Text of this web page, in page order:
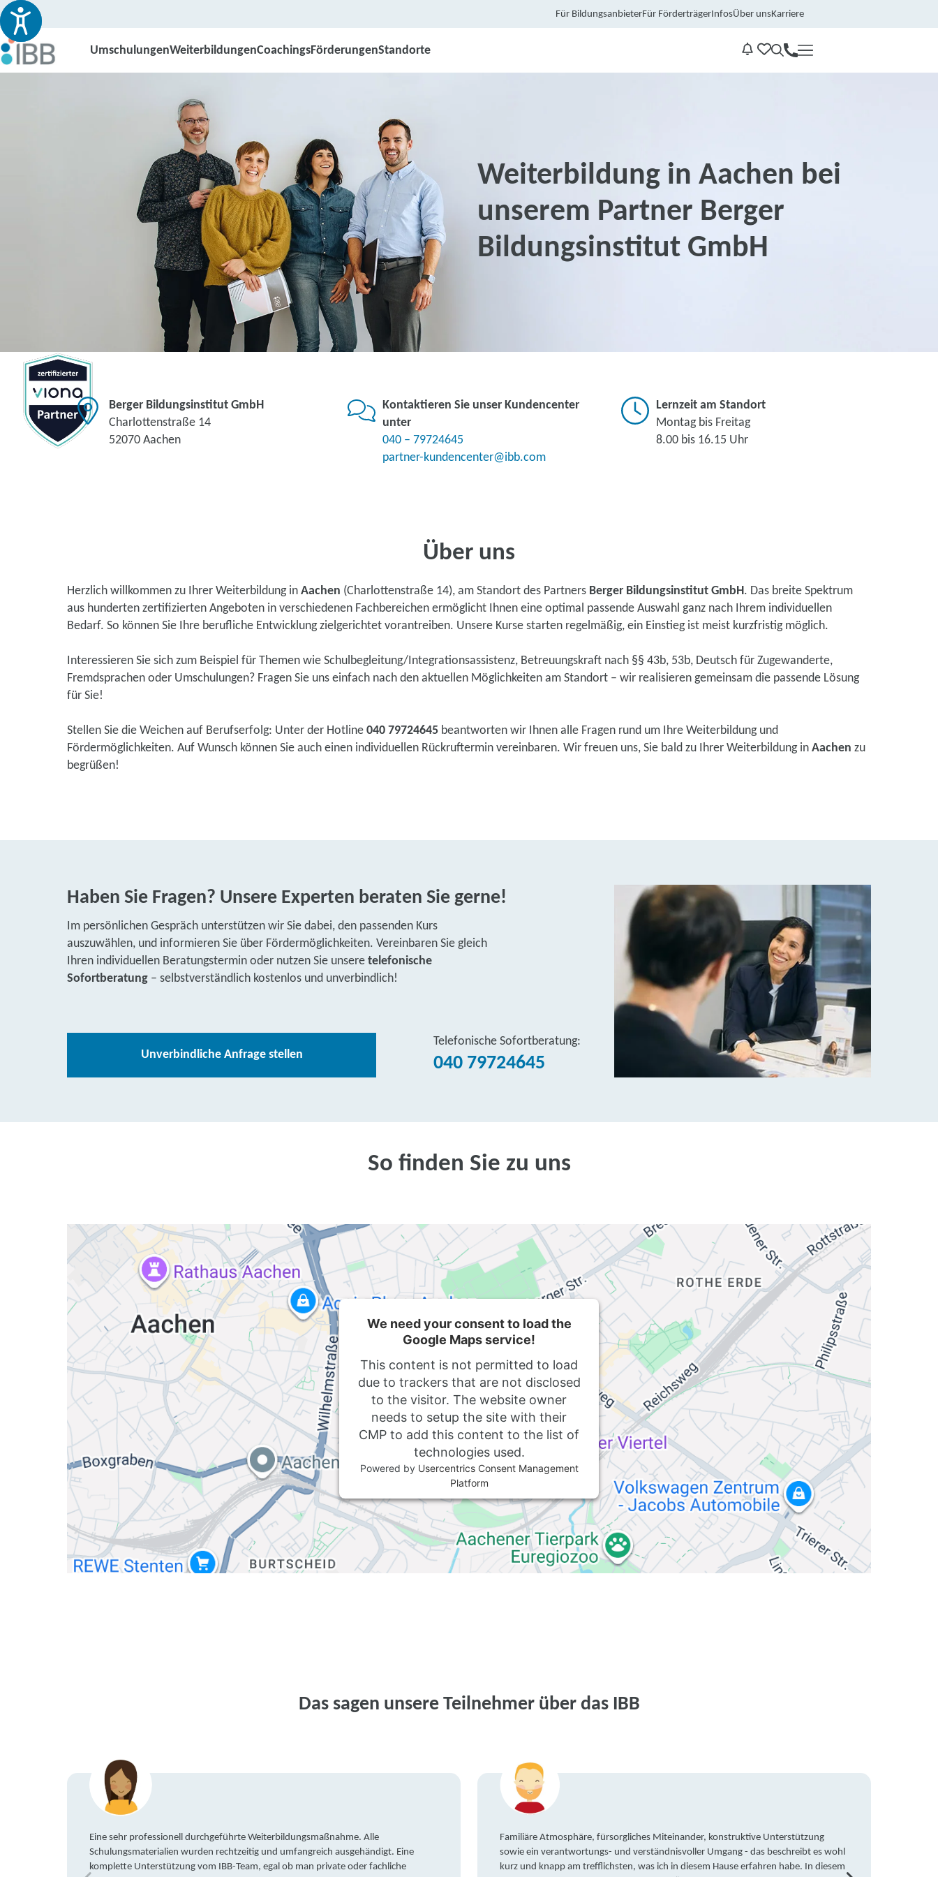
Für BildungsanbieterFür FörderträgerInfosÜber unsKarriere
UmschulungenWeiterbildungenCoachingsFörderungenStandorte
Kontakt
Weiterbildung in Aachen bei
unserem Partner Berger
Bildungsinstitut GmbH
Berger Bildungsinstitut GmbH
Charlottenstraße 14
52070 Aachen
Kontaktieren Sie unser Kundencenter
unter
040 – 79724645
partner-kundencenter@ibb.com
Lernzeit am Standort
Montag bis Freitag
8.00 bis 16.15 Uhr
Über uns
Herzlich willkommen zu Ihrer Weiterbildung in Aachen (Charlottenstraße 14), am Standort des Partners Berger Bildungsinstitut GmbH. Das breite Spektrum
aus hunderten zertifizierten Angeboten in verschiedenen Fachbereichen ermöglicht Ihnen eine optimal passende Auswahl ganz nach Ihrem individuellen
Bedarf. So können Sie Ihre berufliche Entwicklung zielgerichtet vorantreiben. Unsere Kurse starten regelmäßig, ein Einstieg ist meist kurzfristig möglich.
Interessieren Sie sich zum Beispiel für Themen wie Schulbegleitung/Integrationsassistenz, Betreuungskraft nach §§ 43b, 53b, Deutsch für Zugewanderte,
Fremdsprachen oder Umschulungen? Fragen Sie uns einfach nach den aktuellen Möglichkeiten am Standort – wir realisieren gemeinsam die passende Lösung
für Sie!
Stellen Sie die Weichen auf Berufserfolg: Unter der Hotline 040 79724645 beantworten wir Ihnen alle Fragen rund um Ihre Weiterbildung und
Fördermöglichkeiten. Auf Wunsch können Sie auch einen individuellen Rückruftermin vereinbaren. Wir freuen uns, Sie bald zu Ihrer Weiterbildung in Aachen zu
begrüßen!
Haben Sie Fragen? Unsere Experten beraten Sie gerne!
Im persönlichen Gespräch unterstützen wir Sie dabei, den passenden Kurs
auszuwählen, und informieren Sie über Fördermöglichkeiten. Vereinbaren Sie gleich
Ihren individuellen Beratungstermin oder nutzen Sie unsere telefonische
Sofortberatung – selbstverständlich kostenlos und unverbindlich!
Unverbindliche Anfrage stellen
Telefonische Sofortberatung:
040 79724645
So finden Sie zu uns
We need your consent to load the
Google Maps service!
This content is not permitted to load
due to trackers that are not disclosed
to the visitor. The website owner
needs to setup the site with their
CMP to add this content to the list of
technologies used.
Powered by Usercentrics Consent Management
Platform
Das sagen unsere Teilnehmer über das IBB
Eine sehr professionell durchgeführte Weiterbildungsmaßnahme. Alle
Schulungsmaterialien wurden rechtzeitig und umfangreich ausgehändigt. Eine
komplette Unterstützung vom IBB-Team, egal ob man private oder fachliche
Familiäre Atmosphäre, fürsorgliches Miteinander, konstruktive Unterstützung
sowie ein verantwortungs- und verständnisvoller Umgang - das beschreibt es wohl
kurz und knapp am trefflichsten, was ich in diesem Hause erfahren habe. In diesem